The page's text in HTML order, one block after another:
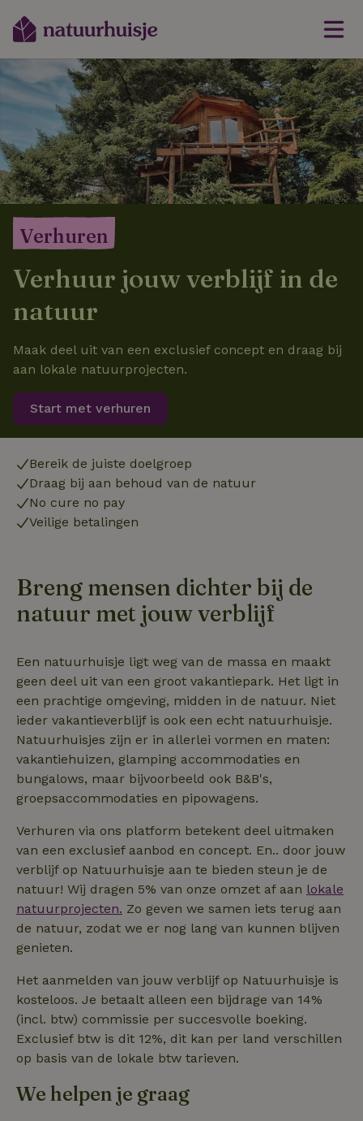
Verhuren
Verhuur jouw verblijf in de
natuur
Maak deel uit van een exclusief concept en draag bij
aan lokale natuurprojecten.
Start met verhuren
Bereik de juiste doelgroep
Draag bij aan behoud van de natuur
No cure no pay
Veilige betalingen
Breng mensen dichter bij de
natuur met jouw verblijf
Een natuurhuisje ligt weg van de massa en maakt
geen deel uit van een groot vakantiepark. Het ligt in
een prachtige omgeving, midden in de natuur. Niet
ieder vakantieverblijf is ook een echt natuurhuisje.
Natuurhuisjes zijn er in allerlei vormen en maten:
vakantiehuizen, glamping accommodaties en
bungalows, maar bijvoorbeeld ook B&B's,
groepsaccommodaties en pipowagens.
Verhuren via ons platform betekent deel uitmaken
van een exclusief aanbod en concept. En.. door jouw
verblijf op Natuurhuisje aan te bieden steun je de
natuur! Wij dragen 5% van onze omzet af aan lokale
natuurprojecten. Zo geven we samen iets terug aan
de natuur, zodat we er nog lang van kunnen blijven
genieten.
Het aanmelden van jouw verblijf op Natuurhuisje is
kosteloos. Je betaalt alleen een bijdrage van 14%
(incl. btw) commissie per succesvolle boeking.
Exclusief btw is dit 12%, dit kan per land verschillen
op basis van de lokale btw tarieven.
We helpen je graag